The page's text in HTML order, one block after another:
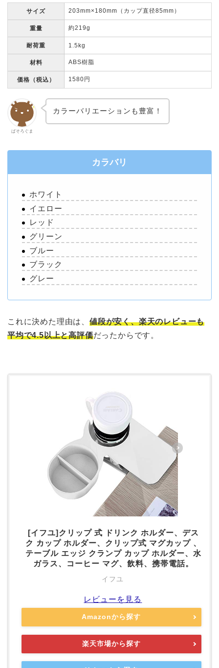
サイズ 203mm×180mm（カップ直径85mm）
重量 約219g
耐荷重 1.5kg
材料 ABS樹脂
価格（税込） 1580円
ぱそろぐま
カラーバリエーションも豊富！
カラバリ
ホワイト
イエロー
レッド
グリーン
ブルー
ブラック
グレー
これに決めた理由は、 値段が安く、楽天のレビューも
平均で4.5以上と高評価だったからです。
[イフユ]クリップ 式 ドリンク ホルダー、デス
ク カップ ホルダー、クリップ式 マグカップ 、
テーブル エッジ クランプ カップ ホルダー、水
ガラス、コーヒー マグ、飲料、携帯電話。
イフユ
レビューを見る
Amazonから探す
楽天市場から探す